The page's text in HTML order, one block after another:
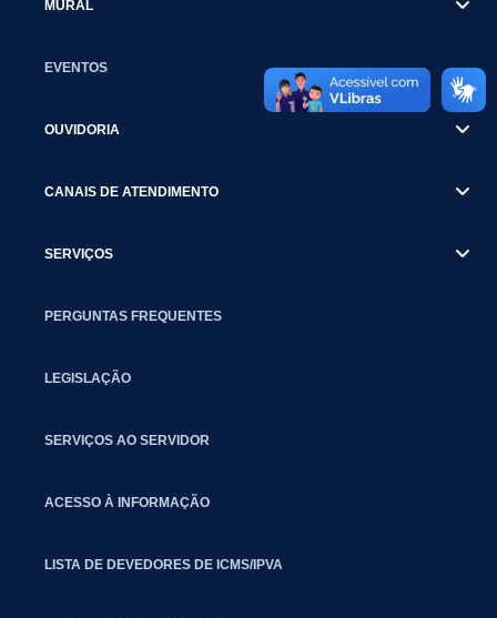
MURAL
EVENTOS
OUVIDORIA
CANAIS DE ATENDIMENTO
SERVIÇOS
PERGUNTAS FREQUENTES
LEGISLAÇÃO
SERVIÇOS AO SERVIDOR
ACESSO À INFORMAÇÃO
LISTA DE DEVEDORES DE ICMS/IPVA